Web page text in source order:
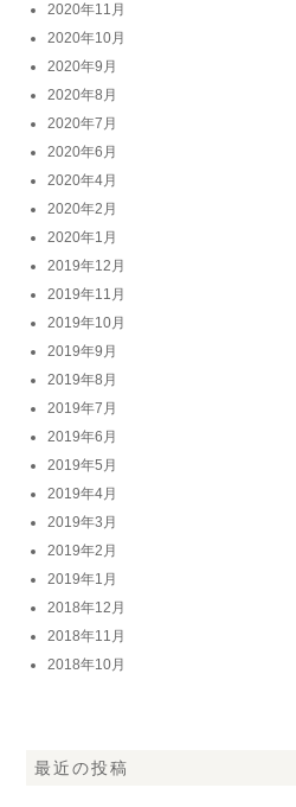
2020年11月
2020年10月
2020年9月
2020年8月
2020年7月
2020年6月
2020年4月
2020年2月
2020年1月
2019年12月
2019年11月
2019年10月
2019年9月
2019年8月
2019年7月
2019年6月
2019年5月
2019年4月
2019年3月
2019年2月
2019年1月
2018年12月
2018年11月
2018年10月
最近の投稿